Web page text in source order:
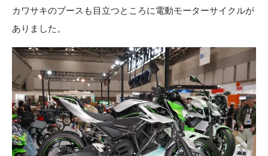
カワサキのブースも目立つところに電動モーターサイクルが
ありました。